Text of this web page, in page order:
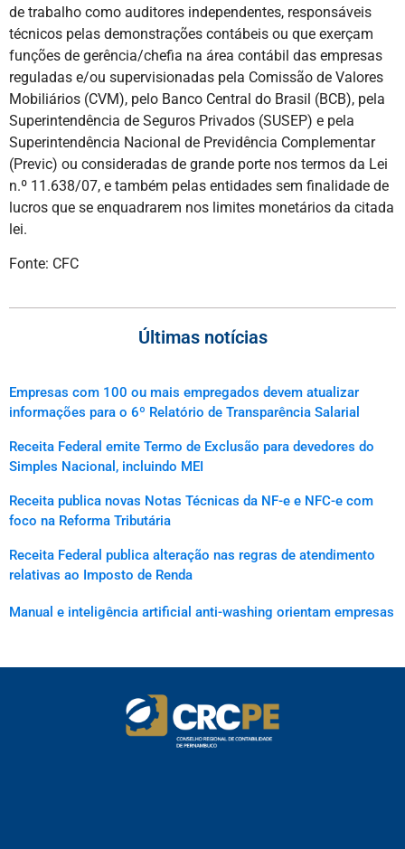
de trabalho como auditores independentes, responsáveis
técnicos pelas demonstrações contábeis ou que exerçam
funções de gerência/chefia na área contábil das empresas
reguladas e/ou supervisionadas pela Comissão de Valores
Mobiliários (CVM), pelo Banco Central do Brasil (BCB), pela
Superintendência de Seguros Privados (SUSEP) e pela
Superintendência Nacional de Previdência Complementar
(Previc) ou consideradas de grande porte nos termos da Lei
n.º 11.638/07, e também pelas entidades sem finalidade de
lucros que se enquadrarem nos limites monetários da citada
lei.
Fonte: CFC
Últimas notícias
Empresas com 100 ou mais empregados devem atualizar
informações para o 6º Relatório de Transparência Salarial
Receita Federal emite Termo de Exclusão para devedores do
Simples Nacional, incluindo MEI
Receita publica novas Notas Técnicas da NF-e e NFC-e com
foco na Reforma Tributária
Receita Federal publica alteração nas regras de atendimento
relativas ao Imposto de Renda
Manual e inteligência artificial anti-washing orientam empresas